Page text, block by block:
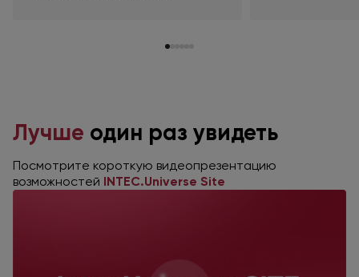
Лучше один раз увидеть
Посмотрите короткую видеопрезентацию
возможностей INTEC.Universe Site